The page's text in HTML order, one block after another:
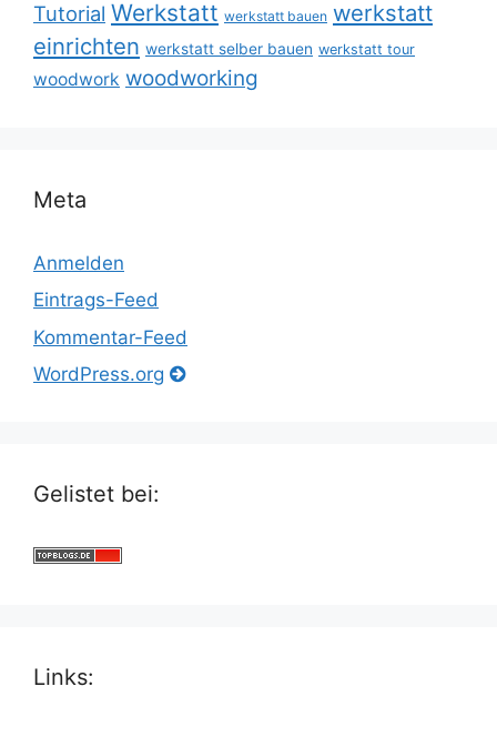
Tutorial Werkstatt werkstatt bauen werkstatt
einrichten werkstatt selber bauen werkstatt tour
woodwork woodworking
Meta
Anmelden
Eintrags-Feed
Kommentar-Feed
WordPress.org
Gelistet bei:
Links: